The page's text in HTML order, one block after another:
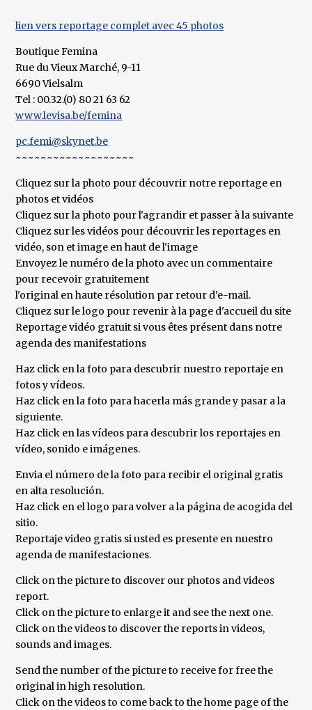
lien vers reportage complet avec 45 photos
Boutique Femina
Rue du Vieux Marché, 9-11
6690 Vielsalm
Tel : 00.32.(0) 80 21 63 62
www.levisa.be/femina
pc.femi@skynet.be
~~~~~~~~~~~~~~~~~~~
Cliquez sur la photo pour découvrir notre reportage en
photos et vidéos
Cliquez sur la photo pour l'agrandir et passer à la suivante
Cliquez sur les vidéos pour découvrir les reportages en
vidéo, son et image en haut de l'image
Envoyez le numéro de la photo avec un commentaire
pour recevoir gratuitement
l'original en haute résolution par retour d'e-mail.
Cliquez sur le logo pour revenir à la page d'accueil du site
Reportage vidéo gratuit si vous êtes présent dans notre
agenda des manifestations
Haz click en la foto para descubrir nuestro reportaje en
fotos y vídeos.
Haz click en la foto para hacerla más grande y pasar a la
siguiente.
Haz click en las vídeos para descubrir los reportajes en
vídeo, sonido e imágenes.
Envia el número de la foto para recibir el original gratis
en alta resolución.
Haz click en el logo para volver a la página de acogida del
sitio.
Reportaje video gratis si usted es presente en nuestro
agenda de manifestaciones.
Click on the picture to discover our photos and videos
report.
Click on the picture to enlarge it and see the next one.
Click on the videos to discover the reports in videos,
sounds and images.
Send the number of the picture to receive for free the
original in high resolution.
Click on the videos to come back to the home page of the